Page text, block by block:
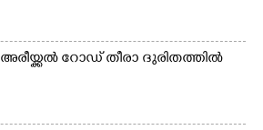
നായ. ഫോട്ടോ: കെ.വിശ്വജി
ത്ത്
അരീയ്ക്കൽ റോഡ് തീരാ ദുരിതത്തിൽ